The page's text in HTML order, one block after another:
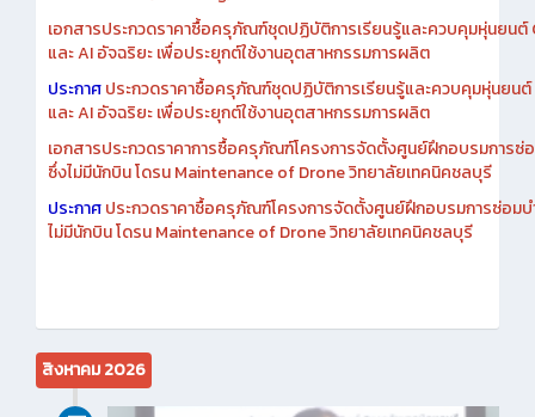
อิเล็กทรอนิกส์ (e-bidding)
เอกสารประกวดราคาซื้อครุภัณฑ์ชุดปฏิบัติการเรียนรู้และควบคุมหุ่นยน
และ AI อัจฉริยะ เพื่อประยุกต์ใช้งานอุตสาหกรรมการผลิต
ประกาศประกวดราคาซื้อครุภัณฑ์ชุดปฏิบัติการเรียนรู้และควบคุมหุ่นยน
และ AI อัจฉริยะ เพื่อประยุกต์ใช้งานอุตสาหกรรมการผลิต
เอกสารประกวดราคาการซื้อครุภัณฑ์โครงการจัดตั้งศูนย์ฝึกอบรมการซ่
ซึ่งไม่มีนักบิน โดรน Maintenance of Drone วิทยาลัยเทคนิคชลบุรี
ประกาศประกวดราคาซื้อครุภัณฑ์โครงการจัดตั้งศูนย์ฝึกอบรมการซ่อมบ
สิงหาคม 2026